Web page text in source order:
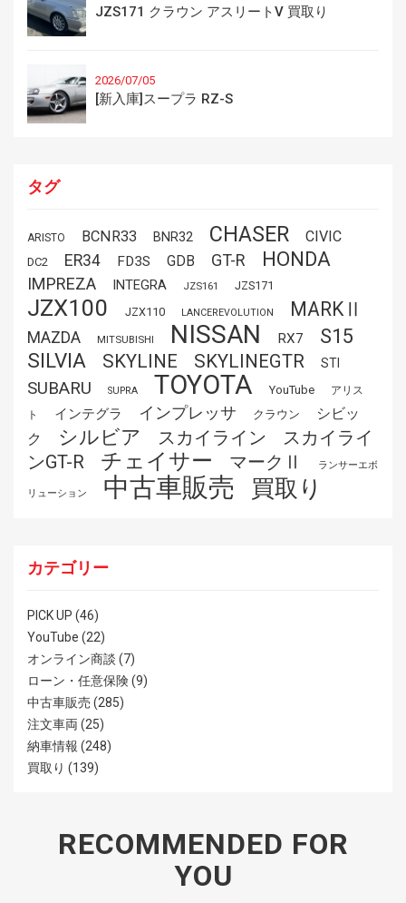
JZS171 クラウン アスリートV 買取り
2026/07/05
[新入庫]スープラ RZ-S
タグ
ARISTO BCNR33 BNR32 CHASER CIVIC
DC2 ER34 FD3S GDB GT-R HONDA
IMPREZA INTEGRA JZS161 JZS171
JZX100 JZX110 LANCEREVOLUTION MARKⅡ
MAZDA MITSUBISHI NISSAN RX7 S15
SILVIA SKYLINE SKYLINEGTR STI
SUBARU SUPRA TOYOTA YouTube
アリス
ト
インテグラ インプレッサ クラウン
シビッ
ク
シルビア スカイライン
スカイライ
ンGT-R
チェイサー マークⅡ ランサーエボ
リューション 中古車販売 買取り
カテゴリー
PICK UP (46)
YouTube (22)
オンライン商談 (7)
ローン・任意保険(9)
中古車販売 (285)
注文車両 (25)
納車情報 (248)
買取り (139)
RECOMMENDED FOR
YOU